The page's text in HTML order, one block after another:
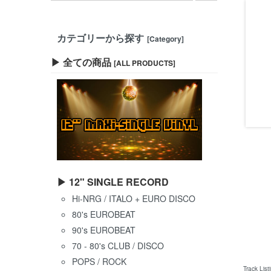
Track
カテゴリーから探す [Category]
▶ 全ての商品 [ALL PRODUCTS]
▶ 12" SINGLE RECORD
Hi-NRG / ITALO + EURO DISCO
80's EUROBEAT
90's EUROBEAT
70 - 80's CLUB / DISCO
POPS / ROCK